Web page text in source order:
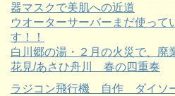
器マスクで美肌への近道
ウオーターサーバーまだ使って
す！！
白川郷の湯・２月の火災で、廃
花見/あさひ舟川 春の四重奏
ラジコン飛行機 自作 ダイソ